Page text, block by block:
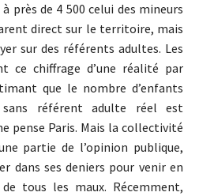
près de 4 500 celui des mineurs
direct sur le territoire, mais
sur des référents adultes. Les
ce chiffrage d’une réalité par
que le nombre d’enfants
sans référent adulte réel est
pense Paris. Mais la collectivité
partie de l’opinion publique,
dans ses deniers pour venir en
tous les maux. Récemment,